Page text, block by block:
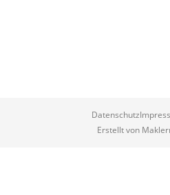
Datenschutz
Erstellt von